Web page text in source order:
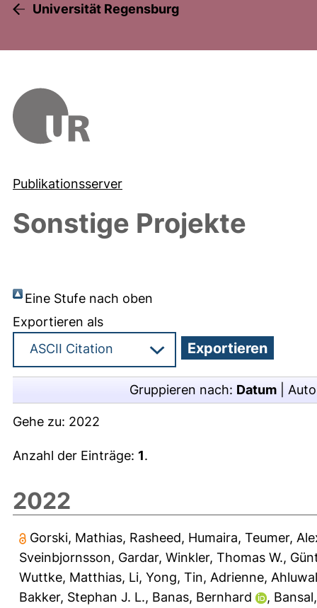
Universität Regensburg
Publikationsserver
Sonstige Projekte
Eine Stufe nach oben
Exportieren als
Gruppieren nach: Datum
Gehe zu: 2022
Anzahl der Einträge: 1.
2022
Gorski, Mathias, Rasheed, Humaira, Teumer,
Sveinbjornsson, Gardar, Winkler, Thomas W.,
Wuttke, Matthias, Li, Yong, Tin, Adrienne,
Bakker, Stephan J. L., Banas, Bernhard ,